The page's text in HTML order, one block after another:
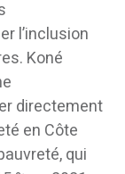
l’inclusion
Koné
directement
en Côte
qui